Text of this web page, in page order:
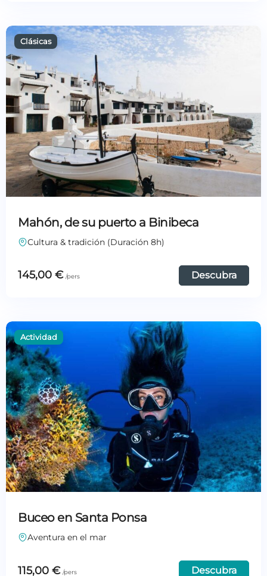
Mahón, de su puerto a Binibeca
Cultura & tradición (Duración 8h)
145,00 € Descubra
Buceo en Santa Ponsa
Aventura en el mar
115,00 € Descubra